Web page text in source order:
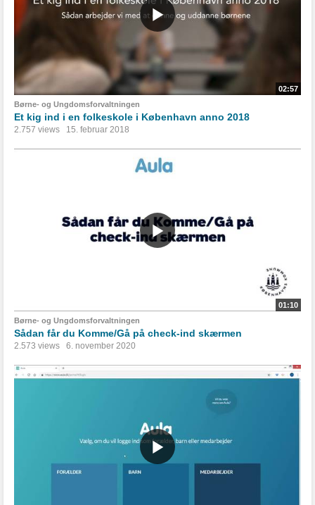
02:57
Børne- og Ungdomsforvaltningen
Et kig ind i en folkeskole i København anno 2018
2.757 views 15. februar 2018
01:10
Børne- og Ungdomsforvaltningen
Sådan får du Komme/Gå på check-ind skærmen
2.573 views 6. november 2020